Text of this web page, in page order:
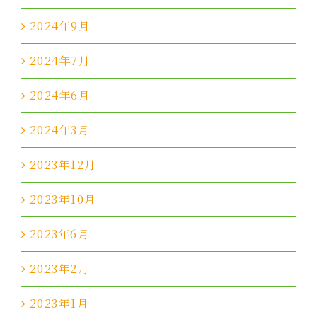
2024年9月
2024年7月
2024年6月
2024年3月
2023年12月
2023年10月
2023年6月
2023年2月
2023年1月